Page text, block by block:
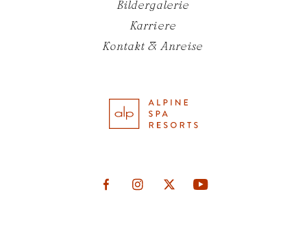
Bildergalerie
Karriere
Kontakt & Anreise